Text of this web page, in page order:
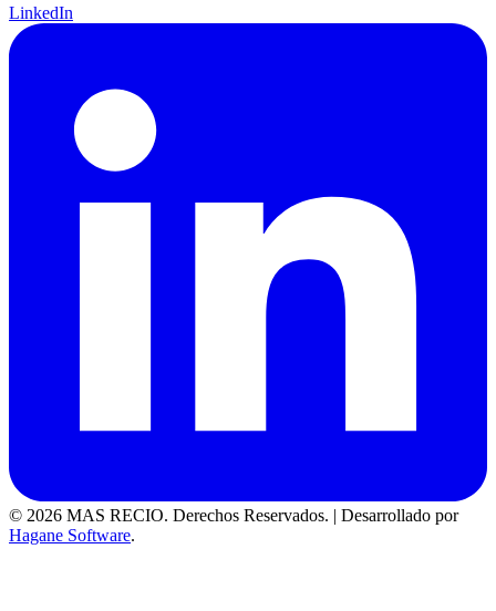
LinkedIn
© 2026 MAS RECIO. Derechos Reservados. | Desarrollado por
Hagane Software.